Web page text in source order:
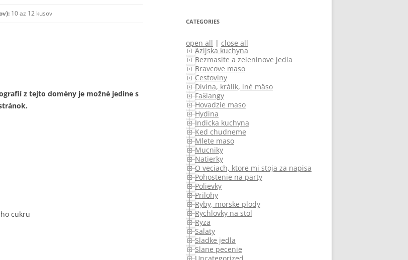
10 az 12 kusov
z tejto domény je možné jedine s
cukru
CATEGORIES
open all | close all
Azijska kuchyna
Bezmasite a zeleninove jedla
Bravcove maso
Cestoviny
Divina, králik, iné mäso
Fašiangy
Hovadzie maso
Hydina
Indicka kuchyna
Ked chudneme
Mlete maso
Mucniky
Natierky
O veciach, ktore mi stoja za napisanie
Pohostenie na party
Polievky
Prilohy
Ryby, morske plody
Rychlovky na stol
Ryza
Salaty
Sladke jedla
Slane pecenie